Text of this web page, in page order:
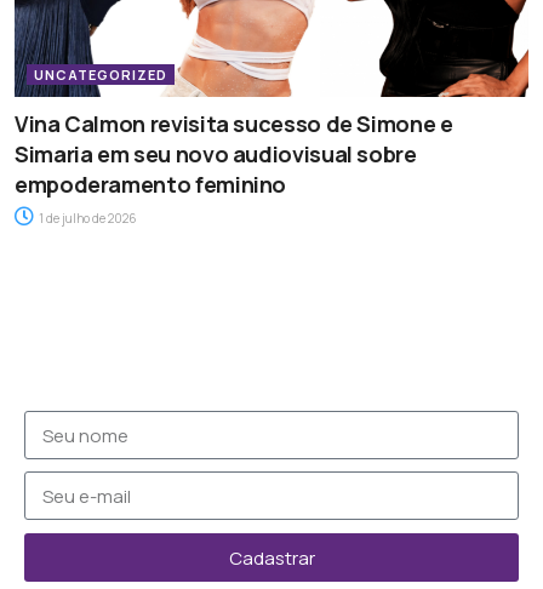
UNCATEGORIZED
Vina Calmon revisita sucesso de Simone e
Simaria em seu novo audiovisual sobre
empoderamento feminino
1 de julho de 2026
Cadastrar